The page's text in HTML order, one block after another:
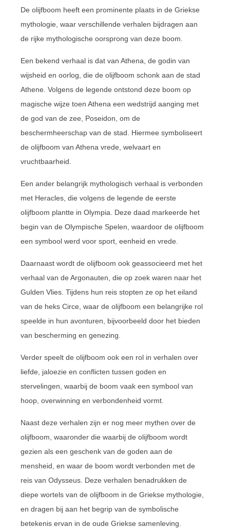
De olijfboom heeft een prominente plaats in de Griekse
mythologie, waar verschillende verhalen bijdragen aan
de rijke mythologische oorsprong van deze boom.
Een bekend verhaal is dat van Athena, de godin van
wijsheid en oorlog, die de olijfboom schonk aan de stad
Athene. Volgens de legende ontstond deze boom op
magische wijze toen Athena een wedstrijd aanging met
de god van de zee, Poseidon, om de
beschermheerschap van de stad. Hiermee symboliseert
de olijfboom van Athena vrede, welvaart en
vruchtbaarheid.
Een ander belangrijk mythologisch verhaal is verbonden
met Heracles, die volgens de legende de eerste
olijfboom plantte in Olympia. Deze daad markeerde het
begin van de Olympische Spelen, waardoor de olijfboom
een symbool werd voor sport, eenheid en vrede.
Daarnaast wordt de olijfboom ook geassocieerd met het
verhaal van de Argonauten, die op zoek waren naar het
Gulden Vlies. Tijdens hun reis stopten ze op het eiland
van de heks Circe, waar de olijfboom een belangrijke rol
speelde in hun avonturen, bijvoorbeeld door het bieden
van bescherming en genezing.
Verder speelt de olijfboom ook een rol in verhalen over
liefde, jaloezie en conflicten tussen goden en
stervelingen, waarbij de boom vaak een symbool van
hoop, overwinning en verbondenheid vormt.
Naast deze verhalen zijn er nog meer mythen over de
olijfboom, waaronder die waarbij de olijfboom wordt
gezien als een geschenk van de goden aan de
mensheid, en waar de boom wordt verbonden met de
reis van Odysseus. Deze verhalen benadrukken de
diepe wortels van de olijfboom in de Griekse mythologie,
en dragen bij aan het begrip van de symbolische
betekenis ervan in de oude Griekse samenleving.